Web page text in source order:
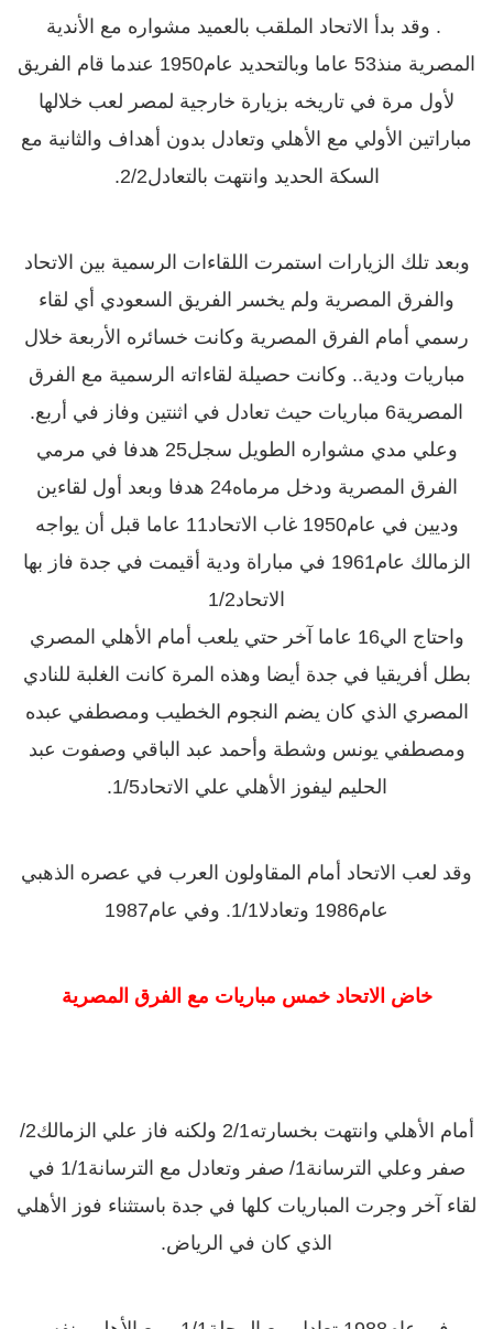
.‏ وقد بدأ الاتحاد الملقب بالعميد مشواره مع الأندية
المصرية منذ‏53‏ عاما وبالتحديد عام‏1950‏ عندما قام الفريق
لأول مرة في تاريخه بزيارة خارجية لمصر لعب خلالها
مباراتين الأولي مع الأهلي وتعادل بدون أهداف والثانية مع
السكة الحديد وانتهت بالتعادل‏2/2.‏
وبعد تلك الزيارات استمرت اللقاءات الرسمية بين الاتحاد
والفرق المصرية ولم يخسر الفريق السعودي أي لقاء
رسمي أمام الفرق المصرية وكانت خسائره الأربعة خلال
مباريات ودية‏..‏ وكانت حصيلة لقاءاته الرسمية مع الفرق
المصرية‏6‏ مباريات حيث تعادل في اثنتين وفاز في أربع‏.‏
وعلي مدي مشواره الطويل سجل‏25‏ هدفا في مرمي
الفرق المصرية ودخل مرماه‏24‏ هدفا وبعد أول لقاءين
وديين في عام‏1950‏ غاب الاتحاد‏11‏ عاما قبل أن يواجه
الزمالك عام‏1961‏ في مباراة ودية أقيمت في جدة فاز بها
الاتحاد‏1/2‏
واحتاج الي‏16‏ عاما آخر حتي يلعب أمام الأهلي المصري
بطل أفريقيا في جدة أيضا وهذه المرة كانت الغلبة للنادي
المصري الذي كان يضم النجوم الخطيب ومصطفي عبده
ومصطفي يونس وشطة وأحمد عبد الباقي وصفوت عبد
الحليم ليفوز الأهلي علي الاتحاد‏1/5.‏
وقد لعب الاتحاد أمام المقاولون العرب في عصره الذهبي
عام‏1986‏ وتعادلا‏1/1.‏ وفي عام‏1987‏
خاض الاتحاد خمس مباريات مع الفرق المصرية‏‏
أمام الأهلي وانتهت بخسارته‏2/1‏ ولكنه فاز علي الزمالك‏2/‏
صفر وعلي الترسانة‏1/‏ صفر وتعادل مع الترسانة‏1/1‏ في
لقاء آخر وجرت المباريات كلها في جدة باستثناء فوز الأهلي
الذي كان في الرياض‏.‏